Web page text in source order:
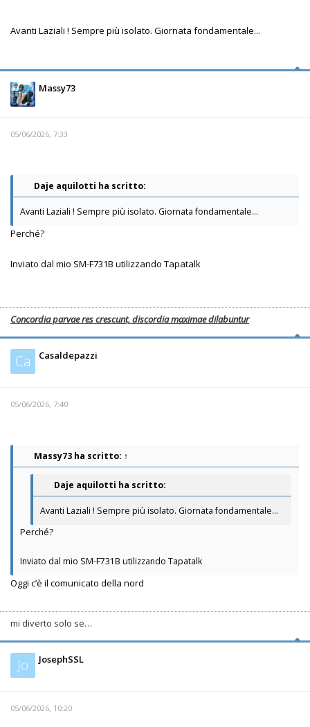
Avanti Laziali ! Sempre più isolato. Giornata fondamentale...
Massy73
05/06/2026, 7:33
Daje aquilotti ha scritto:
Avanti Laziali ! Sempre più isolato. Giornata fondamentale...
Perché?
Inviato dal mio SM-F731B utilizzando Tapatalk
Concordia parvae res crescunt, discordia maximae dilabuntur
Ca Casaldepazzi
05/06/2026, 7:40
Massy73 ha scritto: ↑
Daje aquilotti ha scritto:
Avanti Laziali ! Sempre più isolato. Giornata fondamentale...
Perché?
Inviato dal mio SM-F731B utilizzando Tapatalk
Oggi c’è il comunicato della nord
mi diverto solo se…
Jo JosephSSL
05/06/2026, 10:20